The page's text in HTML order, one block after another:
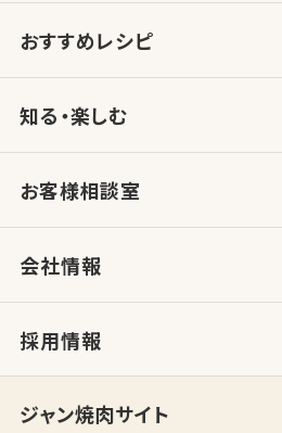
おすすめレシピ
知る・楽しむ
お客様相談室
会社情報
採用情報
ジャン焼肉サイト